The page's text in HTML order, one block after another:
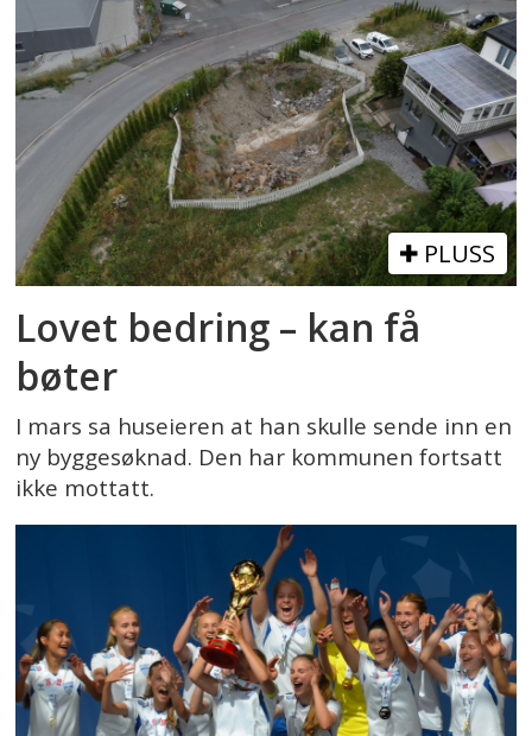
PLUSS
Lovet bedring – kan få
bøter
I mars sa huseieren at han skulle sende inn en
ny byggesøknad. Den har kommunen fortsatt
ikke mottatt.